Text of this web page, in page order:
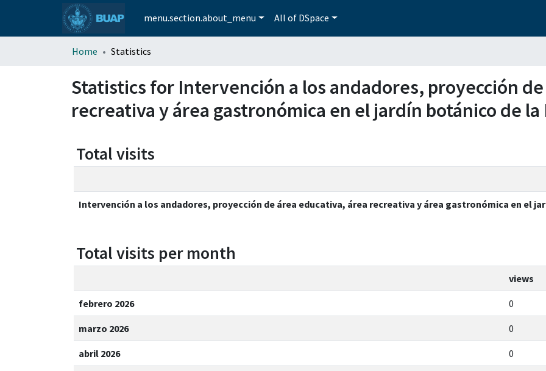
menu.section.about_menu All of DSpace
Home Statistics
Statistics for Intervención a los andadores, proyección
recreativa y área gastronómica en el jardín botánico de la
Total visits
Intervención a los andadores, proyección de área educativa, área recreativa y área gastronómica en el
Total visits per month
views
febrero 2026 0
marzo 2026 0
abril 2026 0